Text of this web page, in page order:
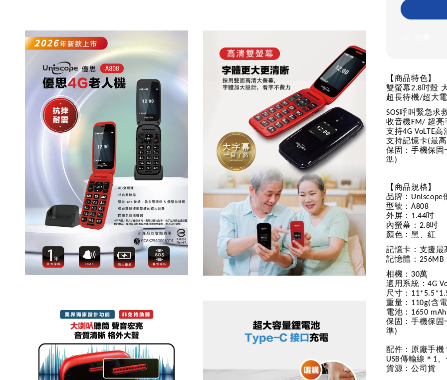
【商品特色】
雙螢幕2.8吋殼
超長待機/超大
SOS呼叫緊急求
收音機FM/ 超亮
支持4G VoLTE高
支持記憶卡(最高
保固：手機保固
準)
【商品規格】
品牌： Uniscope
型號： A808
外屏： 1.44吋
內螢幕： 2.8吋
顏色：黑、紅
記憶卡：支援最
記憶體： 256MB
相機： 30萬
適用系統：4G
尺寸：
重量： 110g(含
電池： 1650 mAh
保固：手機保固
準)
配件：原廠手機
USB傳輸線＊ 1
貨源：公司貨